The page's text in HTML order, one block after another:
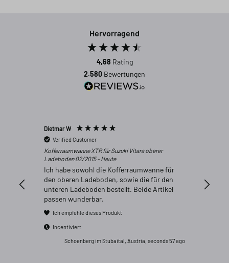
Hervorragend
4,68 Rating
2.580 Bewertungen
Dietmar W
Verified Customer
Kofferraumwanne XTR für Suzuki Vitara oberer
Ladeboden 02/2015 - Heute
Ich habe sowohl die Kofferraumwanne für
den oberen Ladeboden, sowie die für den
unteren Ladeboden bestellt. Beide Artikel
passen wunderbar.
Ich empfehle dieses Produkt
Incentiviert
Schoenberg im Stubaital, Austria, seconds 57 ago